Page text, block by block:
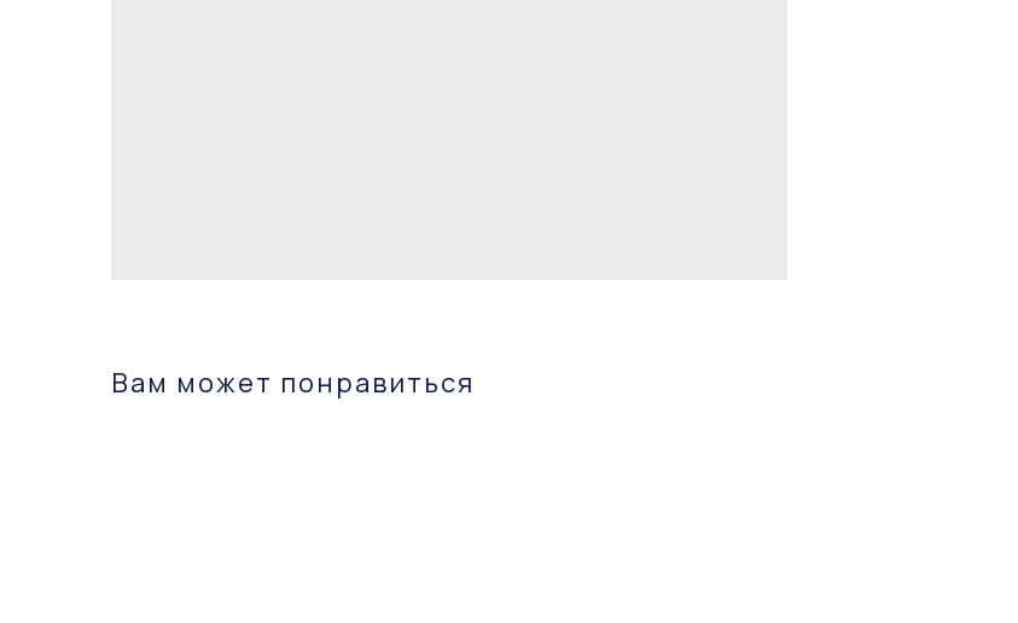
Вам может понравиться